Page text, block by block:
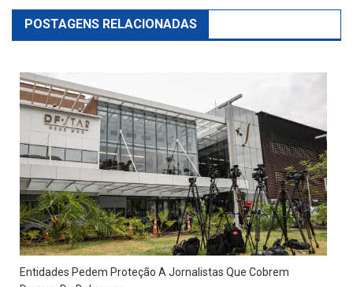
POSTAGENS RELACIONADAS
Entidades Pedem Proteção A Jornalistas Que Cobrem